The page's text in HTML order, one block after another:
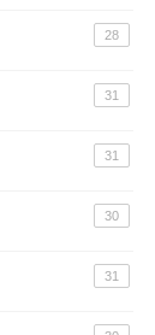
28
31
31
30
31